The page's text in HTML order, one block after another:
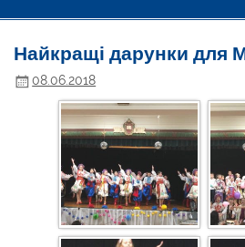
Найкращі дарунки для
08.06.2018